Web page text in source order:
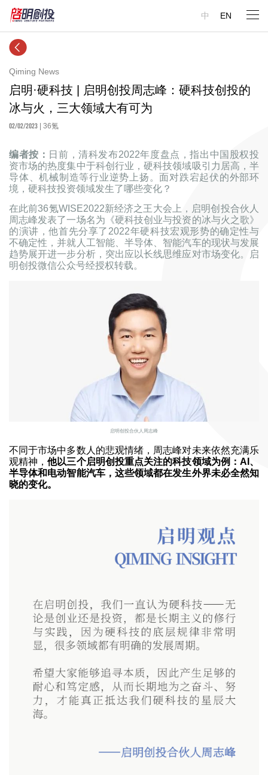
中 EN
Qiming News
启明·硬科技 | 启明创投周志峰：硬科技创投的
冰与火，三大领域大有可为
02/02/2023 | 36氪
编者按： 日前，清科发布2022年度盘点，指出中国股权投
资市场的热度集中于科创行业，硬科技领域吸引力居高，半
导体、机械制造等行业逆势上扬。面对跌宕起伏的外部环
境，硬科技投资领域发生了哪些变化？
在此前36氪WISE2022新经济之王大会上，启明创投合伙人
周志峰发表了一场名为《硬科技创业与投资的冰与火之歌》
的演讲，他首先分享了2022年硬科技宏观形势的确定性与
不确定性，并就人工智能、半导体、智能汽车的现状与发展
趋势展开进一步分析，突出应以长线思维应对市场变化。启
明创投微信公众号经授权转载。
启明创投合伙人周志峰
不同于市场中多数人的悲观情绪，周志峰对未来依然充满乐
观精神，他以三个启明创投重点关注的科技领域为例：AI、
半导体和电动智能汽车，这些领域都在发生外界未必全然知
晓的变化。